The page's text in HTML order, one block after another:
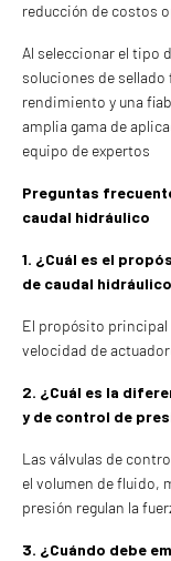
reducción de costos
Al seleccionar el tipo
soluciones de sellado
rendimiento y una
amplia gama de
equipo de expertos
Preguntas
caudal hidráulico
1. ¿Cuál es el
de caudal
El propósito principal
velocidad de
2. ¿Cuál es la
y de control de
Las válvulas de
el volumen de fluido,
presión regulan la
3. ¿Cuándo debe